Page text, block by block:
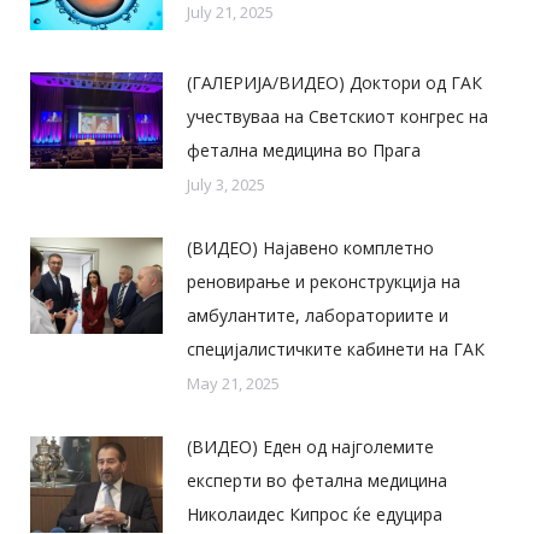
July 21, 2025
(ГАЛЕРИЈА/ВИДЕО) Доктори од ГАК
учествуваа на Светскиот конгрес на
фетална медицина во Прага
July 3, 2025
(ВИДЕО) Најавено комплетно
реновирање и реконструкција на
амбулантите, лабораториите и
специјалистичките кабинети на ГАК
May 21, 2025
(ВИДЕО) Еден од најголемите
експерти во фетална медицина
Николаидес Кипрос ќе едуцира